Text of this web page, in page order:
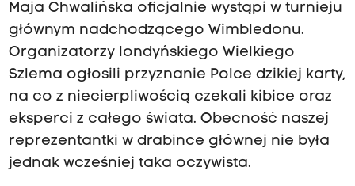
Maja Chwalińska oficjalnie wystąpi w turnieju
głównym nadchodzącego Wimbledonu.
Organizatorzy londyńskiego Wielkiego
Szlema ogłosili przyznanie Polce dzikiej karty,
na co z niecierpliwością czekali kibice oraz
eksperci z całego świata. Obecność naszej
reprezentantki w drabince głównej nie była
jednak wcześniej taka oczywista.